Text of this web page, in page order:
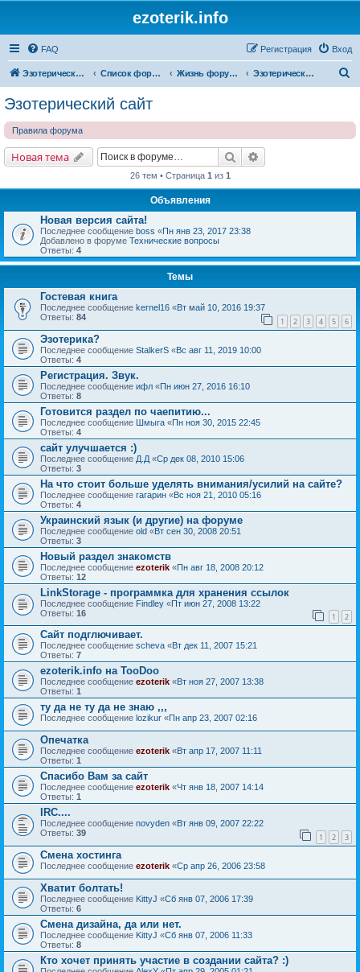
ezoterik.info
FAQ Вход
Регистрация
Эзотерический сайт Список форумов Жизнь форума и сайта Эзотерический сайт
Эзотерический сайт
Правила форума
Новая тема Поиск
26 тем • Страница 1 из 1
Объявления
Новая версия сайта!
Последнее сообщение boss «Пн янв 23, 2017 23:38
Добавлено в форуме Технические вопросы
Ответы: 4
Темы
Гостевая книга
Последнее сообщение kernel16 «Вт май 10, 2016 19:37
Ответы: 84 1 2 3 4 5 6
Эзотерика?
Последнее сообщение StalkerS «Вс авг 11, 2019 10:00
Ответы: 4
Регистрация. Звук.
Последнее сообщение ифл «Пн июн 27, 2016 16:10
Ответы: 8
Готовится раздел по чаепитию...
Последнее сообщение Шмыга «Пн ноя 30, 2015 22:45
Ответы: 4
сайт улучшается :)
Последнее сообщение Д.Д «Ср дек 08, 2010 15:06
Ответы: 3
На что стоит больше уделять внимания/усилий на сайте?
Последнее сообщение гагарин «Вс ноя 21, 2010 05:16
Ответы: 4
Украинский язык (и другие) на форуме
Последнее сообщение old «Вт сен 30, 2008 20:51
Ответы: 3
Новый раздел знакомств
Последнее сообщение ezoterik «Пн авг 18, 2008 20:12
Ответы: 12
LinkStorage - программка для хранения ссылок
Последнее сообщение Findley «Пт июн 27, 2008 13:22
Ответы: 16 1 2
Сайт подглючивает.
Последнее сообщение sсheva «Вт дек 11, 2007 15:21
Ответы: 7
ezoterik.info на TooDoo
Последнее сообщение ezoterik «Вт ноя 27, 2007 13:38
Ответы: 1
ту да не ту да не знаю ,,,
Последнее сообщение lozikur «Пн апр 23, 2007 02:16
Опечатка
Последнее сообщение ezoterik «Вт апр 17, 2007 11:11
Ответы: 1
Спасибо Вам за сайт
Последнее сообщение ezoterik «Чт янв 18, 2007 14:14
Ответы: 1
IRC....
Последнее сообщение novyden «Вт янв 09, 2007 22:22
Ответы: 39 1 2 3
Смена хостинга
Последнее сообщение ezoterik «Ср апр 26, 2006 23:58
Хватит болтать!
Последнее сообщение KittyJ «Сб янв 07, 2006 17:39
Ответы: 6
Смена дизайна, да или нет.
Последнее сообщение KittyJ «Сб янв 07, 2006 11:33
Ответы: 8
Кто хочет принять участие в создании сайта? :)